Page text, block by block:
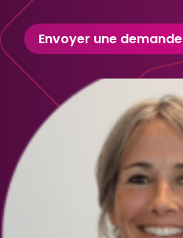
Envoyer une demande